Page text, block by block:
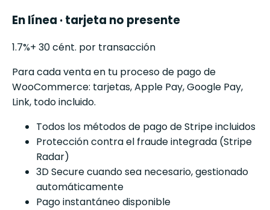
En línea · tarjeta no presente
1.7%+ 30 cént. por transacción
Para cada venta en tu proceso de pago de
WooCommerce: tarjetas, Apple Pay, Google Pay,
Link, todo incluido.
Todos los métodos de pago de Stripe incluidos
Protección contra el fraude integrada (Stripe
Radar)
3D Secure cuando sea necesario, gestionado
automáticamente
Pago instantáneo disponible